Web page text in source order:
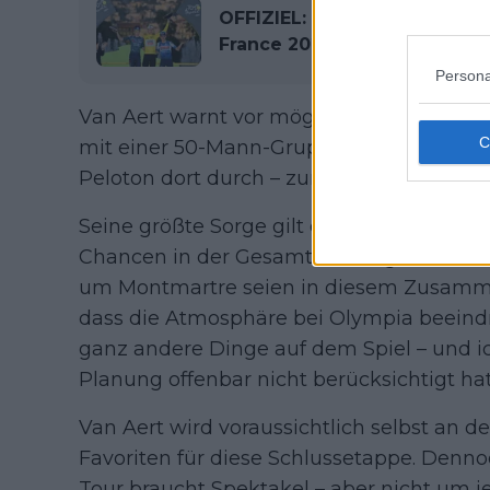
OFFIZIEL: So sieht die neue
France 2025 aus
Van Aert warnt vor möglichen
mit einer 50-Mann-Gruppe unten am
Peloton dort durch – zur gleichen Zeit.
Seine größte Sorge gilt der Sicherheit.
Chancen in der Gesamtwertung oder
um Montmartre seien in diesem
dass die Atmosphäre bei Olympia
ganz andere Dinge auf dem Spiel – und
Planung offenbar nicht berücksichtigt
Van Aert wird voraussichtlich selbst an
Favoriten für diese Schlussetappe.